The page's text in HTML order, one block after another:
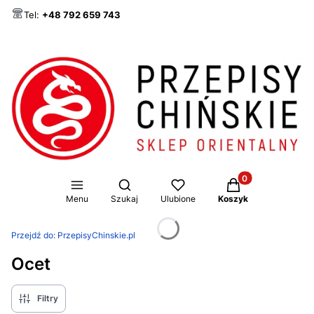
Tel: +48 792 659 743
Menu
Otwórz wyszukiwarkę
Szukaj Ulubione
Produkty w
Koszyk
Przejdź do: PrzepisyChinskie.pl
Ocet
Filtry